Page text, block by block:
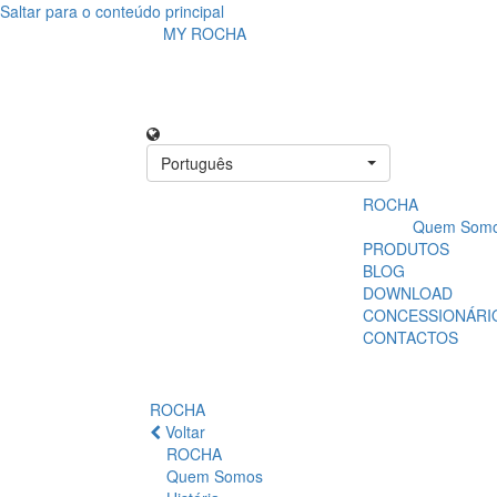
Saltar para o conteúdo principal
MY ROCHA
Português
ROCHA
Quem
PRODUTOS
BLOG
DOWNLOAD
CONTACTOS
ROCHA
Voltar
ROCHA
Quem Somos